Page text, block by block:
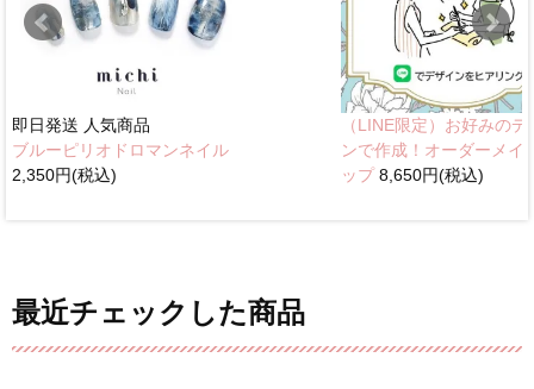
即日発送 人気商品
ブルーピリオドロマンネイル
2,350円(税込)
（LINE限定）お好みのデ
ンで作成！オーダーメイ
ップ8,650円(税込)
最近チェックした商品